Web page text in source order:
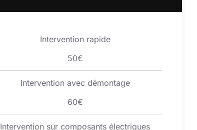
Intervention rapide
50€
Intervention avec démontage
60€
Intervention sur composants électriques